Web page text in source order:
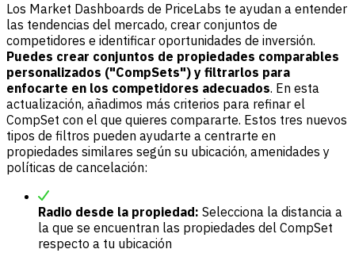
Los Market Dashboards de PriceLabs te ayudan a entender
las tendencias del mercado, crear conjuntos de
competidores e identificar oportunidades de inversión.
Puedes crear conjuntos de propiedades comparables
personalizados ("CompSets") y filtrarlos para
enfocarte en los competidores adecuados. En esta
actualización, añadimos más criterios para refinar el
CompSet con el que quieres compararte. Estos tres nuevos
tipos de filtros pueden ayudarte a centrarte en
propiedades similares según su ubicación, amenidades y
políticas de cancelación:
Radio desde la propiedad: Selecciona la distancia a
la que se encuentran las propiedades del CompSet
respecto a tu ubicación